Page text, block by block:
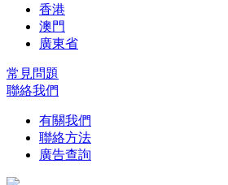
香港
澳門
廣東省
常見問題
聯絡我們
有關我們
聯絡方法
廣告查詢